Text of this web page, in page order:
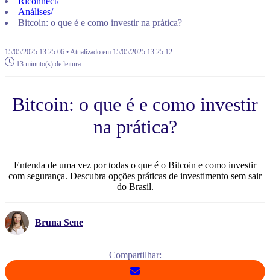
Análises/
Bitcoin: o que é e como investir na prática?
15/05/2025 13:25:06 • Atualizado em 15/05/2025 13:25:12
13 minuto(s) de leitura
Bitcoin: o que é e como investir
na prática?
Entenda de uma vez por todas o que é o Bitcoin e como investir
com segurança. Descubra opções práticas de investimento sem sair
do Brasil.
Bruna Sene
Compartilhar: